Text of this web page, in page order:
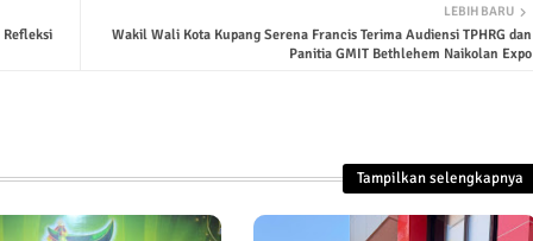
LEBIH BARU
Wakil Wali Kota Kupang Serena Francis Terima Audiensi TPHRG dan
Panitia GMIT Bethlehem Naikolan Expo
Tampilkan selengkapnya